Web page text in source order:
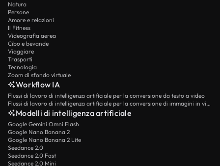
Natura
Persone
Amore e relazioni
Il Fitness
Videografia aerea
Cibo e bevande
Viaggiare
Trasporti
Tecnologia
Zoom di sfondo virtuale
Workflow IA
Flussi di lavoro di intelligenza artificiale per la conversione da testo a video
Flussi di lavoro di intelligenza artificiale per la conversione di immagini in video
Modelli di intelligenza artificiale
Google Gemini Omni Flash
Google Nano Banana 2
Google Nano Banana 2 Lite
Seedance 2.0
Seedance 2.0 Fast
Seedance 2.0 Mini